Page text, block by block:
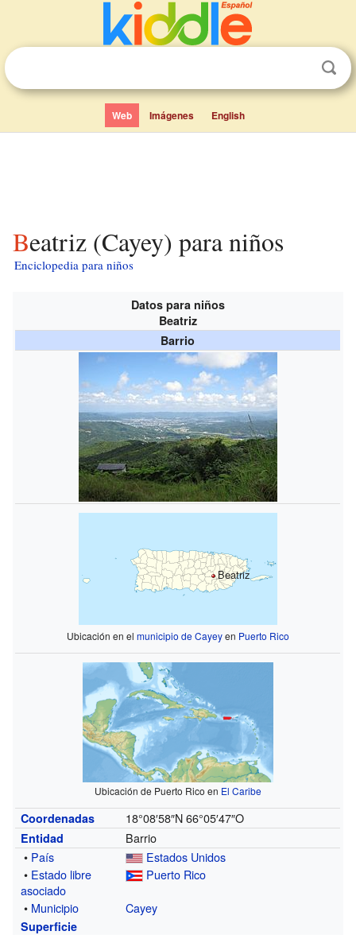
Web Imágenes English
Beatriz (Cayey) para niños
Enciclopedia para niños
Datos para niños
Beatriz
Barrio
Beatriz
Ubicación en el municipio de Cayeyen Puerto Rico
Ubicación de Puerto Rico en El Caribe
Coordenadas 18°08′58″N 66°05′47″O
Entidad
Barrio
• País
Estados Unidos
• Estado libre
asociado
Puerto Rico
• Municipio Cayey
Superficie